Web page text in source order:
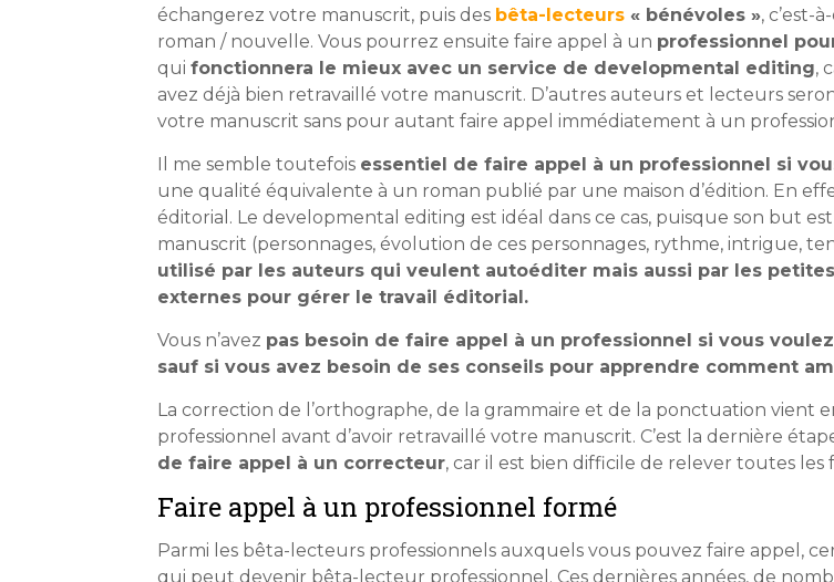
échangerez votre manuscrit, puis des bêta-lecteurs« bénévoles », c’est-
roman / nouvelle. Vous pourrez ensuite faire appel à un professionnel
qui fonctionnera le mieux avec un service de developmental editing,
avez déjà bien retravaillé votre manuscrit. D’autres auteurs et lecteurs
votre manuscrit sans pour autant faire appel immédiatement à un
Il me semble toutefois essentiel de faire appel à un professionnel si
une qualité équivalente à un roman publié par une maison d’édition. En
éditorial. Le developmental editing est idéal dans ce cas, puisque son but
manuscrit (personnages, évolution de ces personnages, rythme, intrigue,
utilisé par les auteurs qui veulent autoéditer mais aussi par les
externes pour gérer le travail éditorial.
Vous n’avez pas besoin de faire appel à un professionnel si vous
sauf si vous avez besoin de ses conseils pour apprendre comment
La correction de l’orthographe, de la grammaire et de la ponctuation vient
professionnel avant d’avoir retravaillé votre manuscrit. C’est la dernière
de faire appel à un correcteur, car il est bien difficile de relever toutes
Faire appel à un professionnel formé
Parmi les bêta-lecteurs professionnels auxquels vous pouvez faire appel,
qui peut devenir bêta-lecteur professionnel. Ces dernières années, de